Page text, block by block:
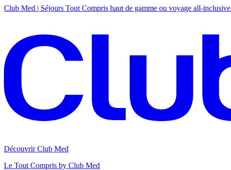
Club Med | Séjours Tout Compris haut de gamme ou voyage all-inclusive
Découvrir Club Med
Le Tout Compris by Club Med